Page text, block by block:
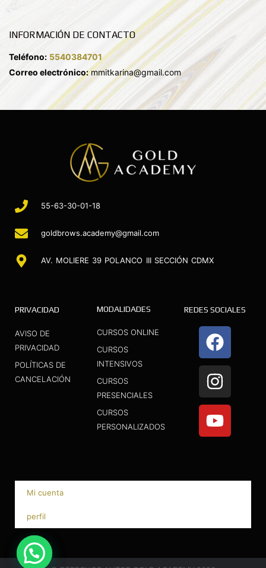
INFORMACIÓN DE CONTACTO
Teléfono: 5540384701
Correo electrónico:mmitkarina@gmail.com
55-63-30-01-18
goldbrows.academy@gmail.com
AV. MOLIERE 39 POLANCO III SECCIÓN CDMX
PRIVACIDAD
AVISO DE
PRIVACIDAD
POLÍTICAS DE
CANCELACIÓN
MODALIDADES
CURSOS ONLINE
CURSOS
INTENSIVOS
CURSOS
PRESENCIALES
CURSOS
PERSONALIZADOS
REDES SOCIALES
F
a
c
e
b
o
o
I
n
s
t
a
g
r
m
Y
o
u
t
u
b
e
Mi cuenta
perfil